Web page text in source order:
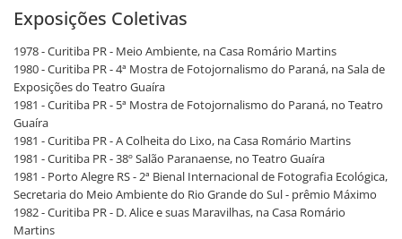
Exposições Coletivas
1978 - Curitiba PR - Meio Ambiente, na Casa Romário Martins
1980 - Curitiba PR - 4ª Mostra de Fotojornalismo do Paraná, na Sala de
Exposições do Teatro Guaíra
1981 - Curitiba PR - 5ª Mostra de Fotojornalismo do Paraná, no Teatro
Guaíra
1981 - Curitiba PR - A Colheita do Lixo, na Casa Romário Martins
1981 - Curitiba PR - 38º Salão Paranaense, no Teatro Guaíra
1981 - Porto Alegre RS - 2ª Bienal Internacional de Fotografia Ecológica,
Secretaria do Meio Ambiente do Rio Grande do Sul - prêmio Máximo
1982 - Curitiba PR - D. Alice e suas Maravilhas, na Casa Romário
Martins